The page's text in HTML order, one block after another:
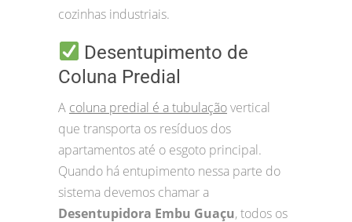
cozinhas industriais.
Desentupimento de
Coluna Predial
A coluna predial é a tubulaçãovertical
que transporta os resíduos dos
apartamentos até o esgoto principal.
Quando há entupimento nessa parte do
sistema devemos chamar a
Desentupidora Embu Guaçu, todos os